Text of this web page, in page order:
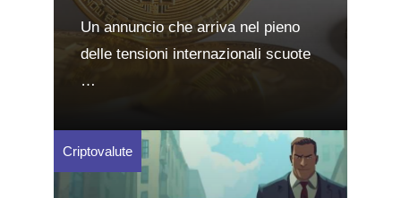
Un annuncio che arriva nel pieno
delle tensioni internazionali scuote
…
Criptovalute